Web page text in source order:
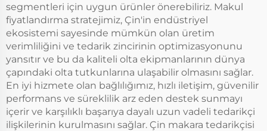
segmentleri için uygun ürünler önerebiliriz. Makul
fiyatlandırma stratejimiz, Çin'in endüstriyel
ekosistemi sayesinde mümkün olan üretim
verimliliğini ve tedarik zincirinin optimizasyonunu
yansıtır ve bu da kaliteli olta ekipmanlarının dünya
çapındaki olta tutkunlarına ulaşabilir olmasını sağlar.
En iyi hizmete olan bağlılığımız, hızlı iletişim, güvenilir
performans ve süreklilik arz eden destek sunmayı
içerir ve karşılıklı başarıya dayalı uzun vadeli tedarikçi
ilişkilerinin kurulmasını sağlar. Çin makara tedarikçisi